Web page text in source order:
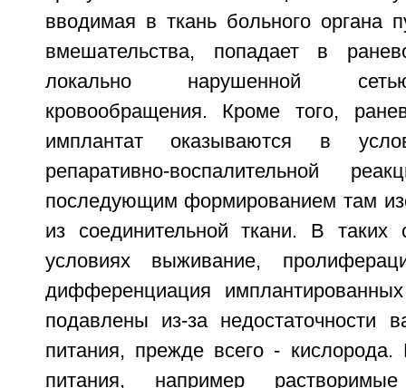
вводимая в ткань больного органа
вмешательства, попадает в
локально нарушенной
кровообращения. Кроме того,
имплантат оказываются в
репаративно-воспалительной
последующим формированием там
из соединительной ткани. В таких
условиях выживание,
дифференциация
подавлены из-за недостаточности
питания, прежде всего -
питания, например